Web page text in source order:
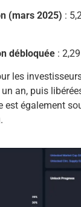
(mars 2025) :
débloquée :
les
an, puis
est également